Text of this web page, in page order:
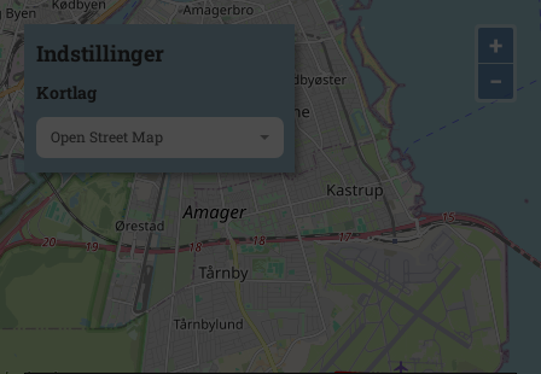
+
−
Indstillinger
Kortlag
Open Street Map